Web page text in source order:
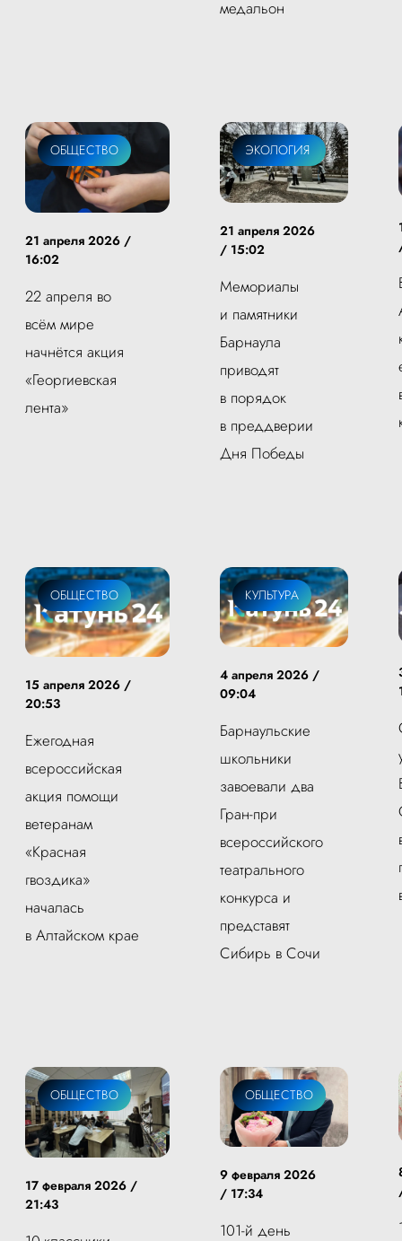
медальон
ОБЩЕСТВО
21 апреля 2026 /
16:02
22 апреля во
всём мире
начнётся акция
«Георгиевская
лента»
ОБЩЕСТВО
ЭКОЛОГИЯ
21 апреля 2026
/ 15:02
Мемориалы
и памятники
Барнаула
приводят
в порядок
в преддверии
Дня Победы
ОБЩЕСТВО
15 апреля 2026 /
20:53
Ежегодная
всероссийская
акция помощи
ветеранам
«Красная
гвоздика»
началась
в Алтайском крае
КУЛЬТУРА
4 апреля 2026 /
09:04
Барнаульские
школьники
завоевали два
Гран-при
всероссийского
театрального
конкурса и
представят
Сибирь в Сочи
ОБЩЕСТВО
17 февраля 2026 /
21:43
ОБЩЕСТВО
9 февраля 2026
/ 17:34
101-й день